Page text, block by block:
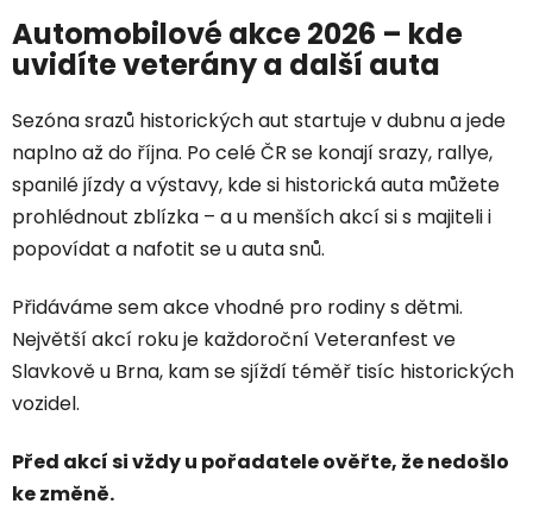
Automobilové akce 2026 – kde
uvidíte veterány a další auta
Sezóna srazů historických aut startuje v dubnu a jede
naplno až do října. Po celé ČR se konají srazy, rallye,
spanilé jízdy a výstavy, kde si historická auta můžete
prohlédnout zblízka – a u menších akcí si s majiteli i
popovídat a nafotit se u auta snů.
Přidáváme sem akce vhodné pro rodiny s dětmi.
Největší akcí roku je každoroční Veteranfest ve
Slavkově u Brna, kam se sjíždí téměř tisíc historických
vozidel.
Před akcí si vždy u pořadatele ověřte, že nedošlo
ke změně.